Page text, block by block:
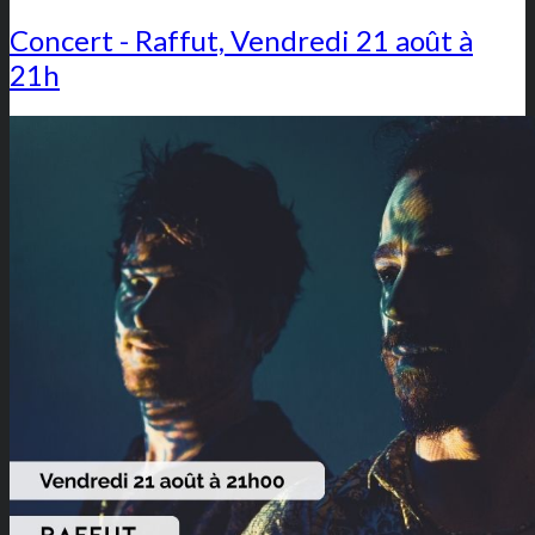
Concert - Raffut, Vendredi 21 août à
21h